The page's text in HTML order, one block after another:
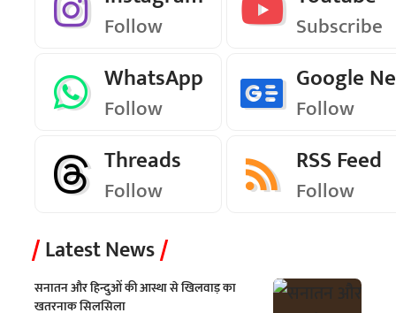
Follow Subscribe
WhatsApp
Follow
Google
Follow
Threads
Follow
RSS Feed
Follow
Latest News
सनातन और हिन्दुओं की आस्था से खिलवाड़ का
खतरनाक सिलसिला